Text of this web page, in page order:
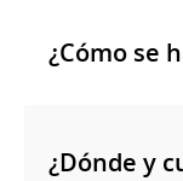
¿Cómo se
¿Dónde y